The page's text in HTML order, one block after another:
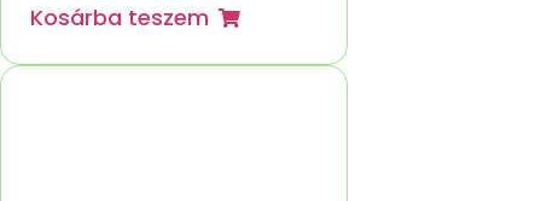
Kosárba teszem